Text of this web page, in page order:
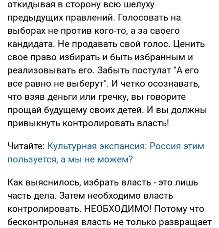
откидывая в сторону всю шелуху
предыдущих правлений. Голосовать на
выборах не против кого-то, а за своего
кандидата. Не продавать свой голос. Ценить
свое право избирать и быть избранным и
реализовывать его. Забыть постулат "А его
все равно не выберут". И четко осознавать,
что взяв деньги или гречку, вы говорите
прощай будущему своих детей. И вы должны
привыкнуть контролировать власть!
Читайте: Культурная экспансия: Россия этим
пользуется, а мы не можем?
Как выяснилось, избрать власть - это лишь
часть дела. Затем необходимо власть
контролировать. НЕОБХОДИМО! Потому что
бесконтрольная власть не только развращает